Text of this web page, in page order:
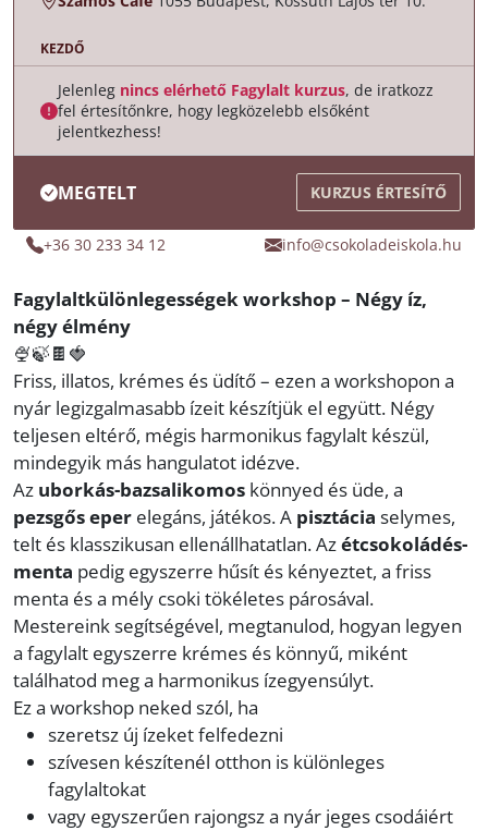
KEZDŐ
Jelenleg nincs elérhető Fagylalt kurzus, de iratkozz
fel értesítőnkre, hogy legközelebb elsőként
jelentkezhess!
MEGTELT KURZUS ÉRTESÍTŐ
+36 30 233 34 12 info@csokoladeiskola.hu
Fagylaltkülönlegességek workshop – Négy íz,
négy élmény
🍨🍃🍫🍓
Friss, illatos, krémes és üdítő – ezen a workshopon a
nyár legizgalmasabb ízeit készítjük el együtt. Négy
teljesen eltérő, mégis harmonikus fagylalt készül,
mindegyik más hangulatot idézve.
Az uborkás-bazsalikomos könnyed és üde, a
pezsgős eper elegáns, játékos. A pisztácia selymes,
telt és klasszikusan ellenállhatatlan. Azétcsokoládés-
menta pedig egyszerre hűsít és kényeztet, a friss
menta és a mély csoki tökéletes párosával.
Mestereink segítségével, megtanulod, hogyan legyen
a fagylalt egyszerre krémes és könnyű, miként
találhatod meg a harmonikus ízegyensúlyt.
Ez a workshop neked szól, ha
szeretsz új ízeket felfedezni
szívesen készítenél otthon is különleges
fagylaltokat
vagy egyszerűen rajongsz a nyár jeges csodáiért